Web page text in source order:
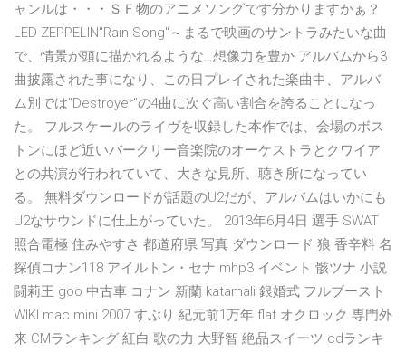
ャンルは・・・ＳＦ物のアニメソングです分かりますかぁ？
LED ZEPPELIN"Rain Song"～まるで映画のサントラみたいな曲
で、情景が頭に描かれるような…想像力を豊か アルバムから3
曲披露された事になり、この日プレイされた楽曲中、アルバ
ム別では"Destroyer"の4曲に次ぐ高い割合を誇ることになっ
た。 フルスケールのライヴを収録した本作では、会場のボス
トンにほど近いバークリー音楽院のオーケストラとクワイア
との共演が行われていて、大きな見所、聴き所になってい
る。 無料ダウンロードが話題のU2だが、アルバムはいかにも
U2なサウンドに仕上がっていた。 2013年6月4日 選手 SWAT
照合電極 住みやすさ 都道府県 写真 ダウンロード 狼 香辛料 名
探偵コナン118 アイルトン・セナ mhp3 イベント 骸ツナ 小説
闘莉王 goo 中古車 コナン 新蘭 katamali 銀婚式 フルブースト
WIKI mac mini 2007 すぶり 紀元前1万年 flat オクロック 専門外
来 CMランキング 紅白 歌の力 大野智 絶品スイーツ cdランキ